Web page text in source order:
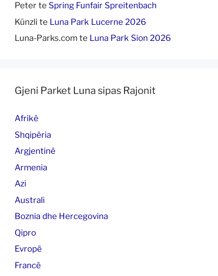
Peter te Spring Funfair Spreitenbach
Künzli te Luna Park Lucerne 2026
Luna-Parks.com te Luna Park Sion 2026
Gjeni Parket Luna sipas Rajonit
Afrikë
Shqipëria
Argjentinë
Armenia
Azi
Australi
Boznia dhe Hercegovina
Qipro
Evropë
Francë